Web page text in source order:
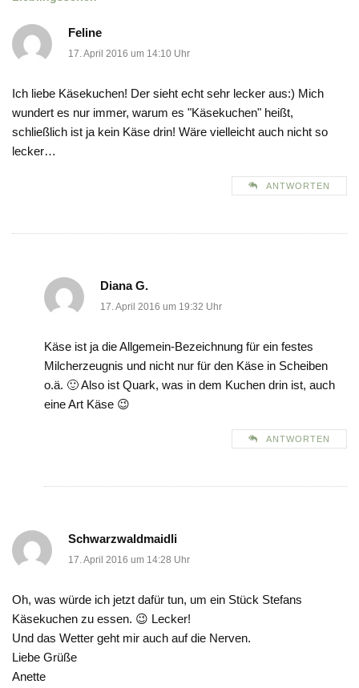
Feline
17. April 2016 um 14:10 Uhr
Ich liebe Käsekuchen! Der sieht echt sehr lecker aus:) Mich
wundert es nur immer, warum es "Käsekuchen" heißt,
schließlich ist ja kein Käse drin! Wäre vielleicht auch nicht so
lecker…
ANTWORTEN
Diana G.
17. April 2016 um 19:32 Uhr
Käse ist ja die Allgemein-Bezeichnung für ein festes
Milcherzeugnis und nicht nur für den Käse in Scheiben
o.ä. 🙂 Also ist Quark, was in dem Kuchen drin ist, auch
eine Art Käse 😉
ANTWORTEN
Schwarzwaldmaidli
17. April 2016 um 14:28 Uhr
Oh, was würde ich jetzt dafür tun, um ein Stück Stefans
Käsekuchen zu essen. 😉 Lecker!
Und das Wetter geht mir auch auf die Nerven.
Liebe Grüße
Anette